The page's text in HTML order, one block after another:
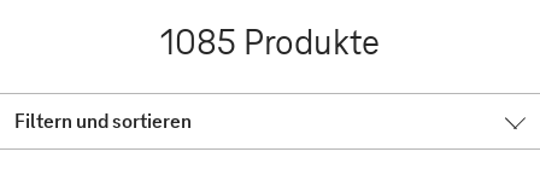
1085 Produkte
Filtern und sortieren